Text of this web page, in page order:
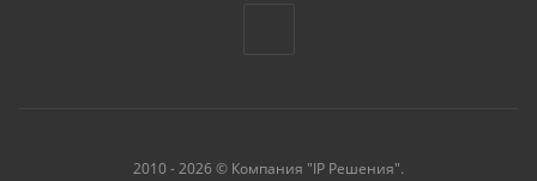
2010 - 2026 © Компания "IP Решения".